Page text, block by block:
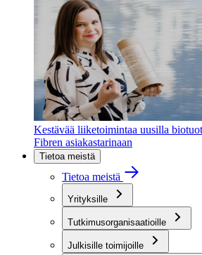
Kestävää liiketoimintaa uusilla
Fibren asiakastarinaan
Tietoa meistä
Tietoa meistä
Yrityksille
Tutkimusorganisaatioille
Julkisille toimijoille